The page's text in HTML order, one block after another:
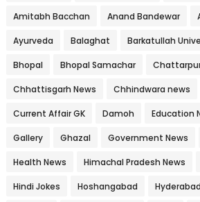
Amitabh Bacchan Anand Bandewar
Ayurveda Balaghat Barkatullah
Bhopal Bhopal Samachar
Chhattisgarh News Chhindwara news
Current Affair GK Damoh Education
Gallery Ghazal Government News
Health News Himachal Pradesh News
Hindi Jokes Hoshangabad Hyderabad